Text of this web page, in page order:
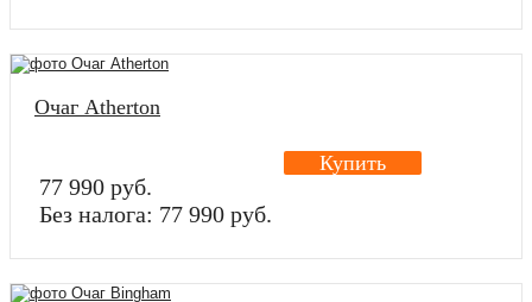
Очаг Atherton
77 990 руб.
Без налога: 77 990 руб.
Купить